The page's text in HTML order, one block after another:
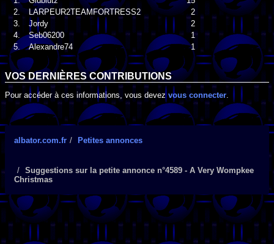
2.
LARPEUR2TEAMFORTRESS2
2
3.
Jordy
2
4.
Seb06200
1
5.
Alexandre74 1
VOS DERNIÈRES CONTRIBUTIONS
Pour accéder à ces informations, vous devez vous connecter
albator.com.fr Petites annonces
Suggestions sur la petite annonce n°4589 - A Very Wompkee
Christmas